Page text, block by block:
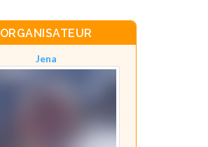
ORGANISATEUR
Jena